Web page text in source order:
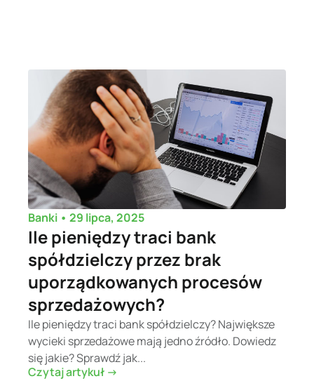
Banki • 29 lipca, 2025
Ile pieniędzy traci bank
spółdzielczy przez brak
uporządkowanych procesów
sprzedażowych?
Ile pieniędzy traci bank spółdzielczy? Największe
wycieki sprzedażowe mają jedno źródło. Dowiedz
się jakie? Sprawdź jak...
Czytaj artykuł ->